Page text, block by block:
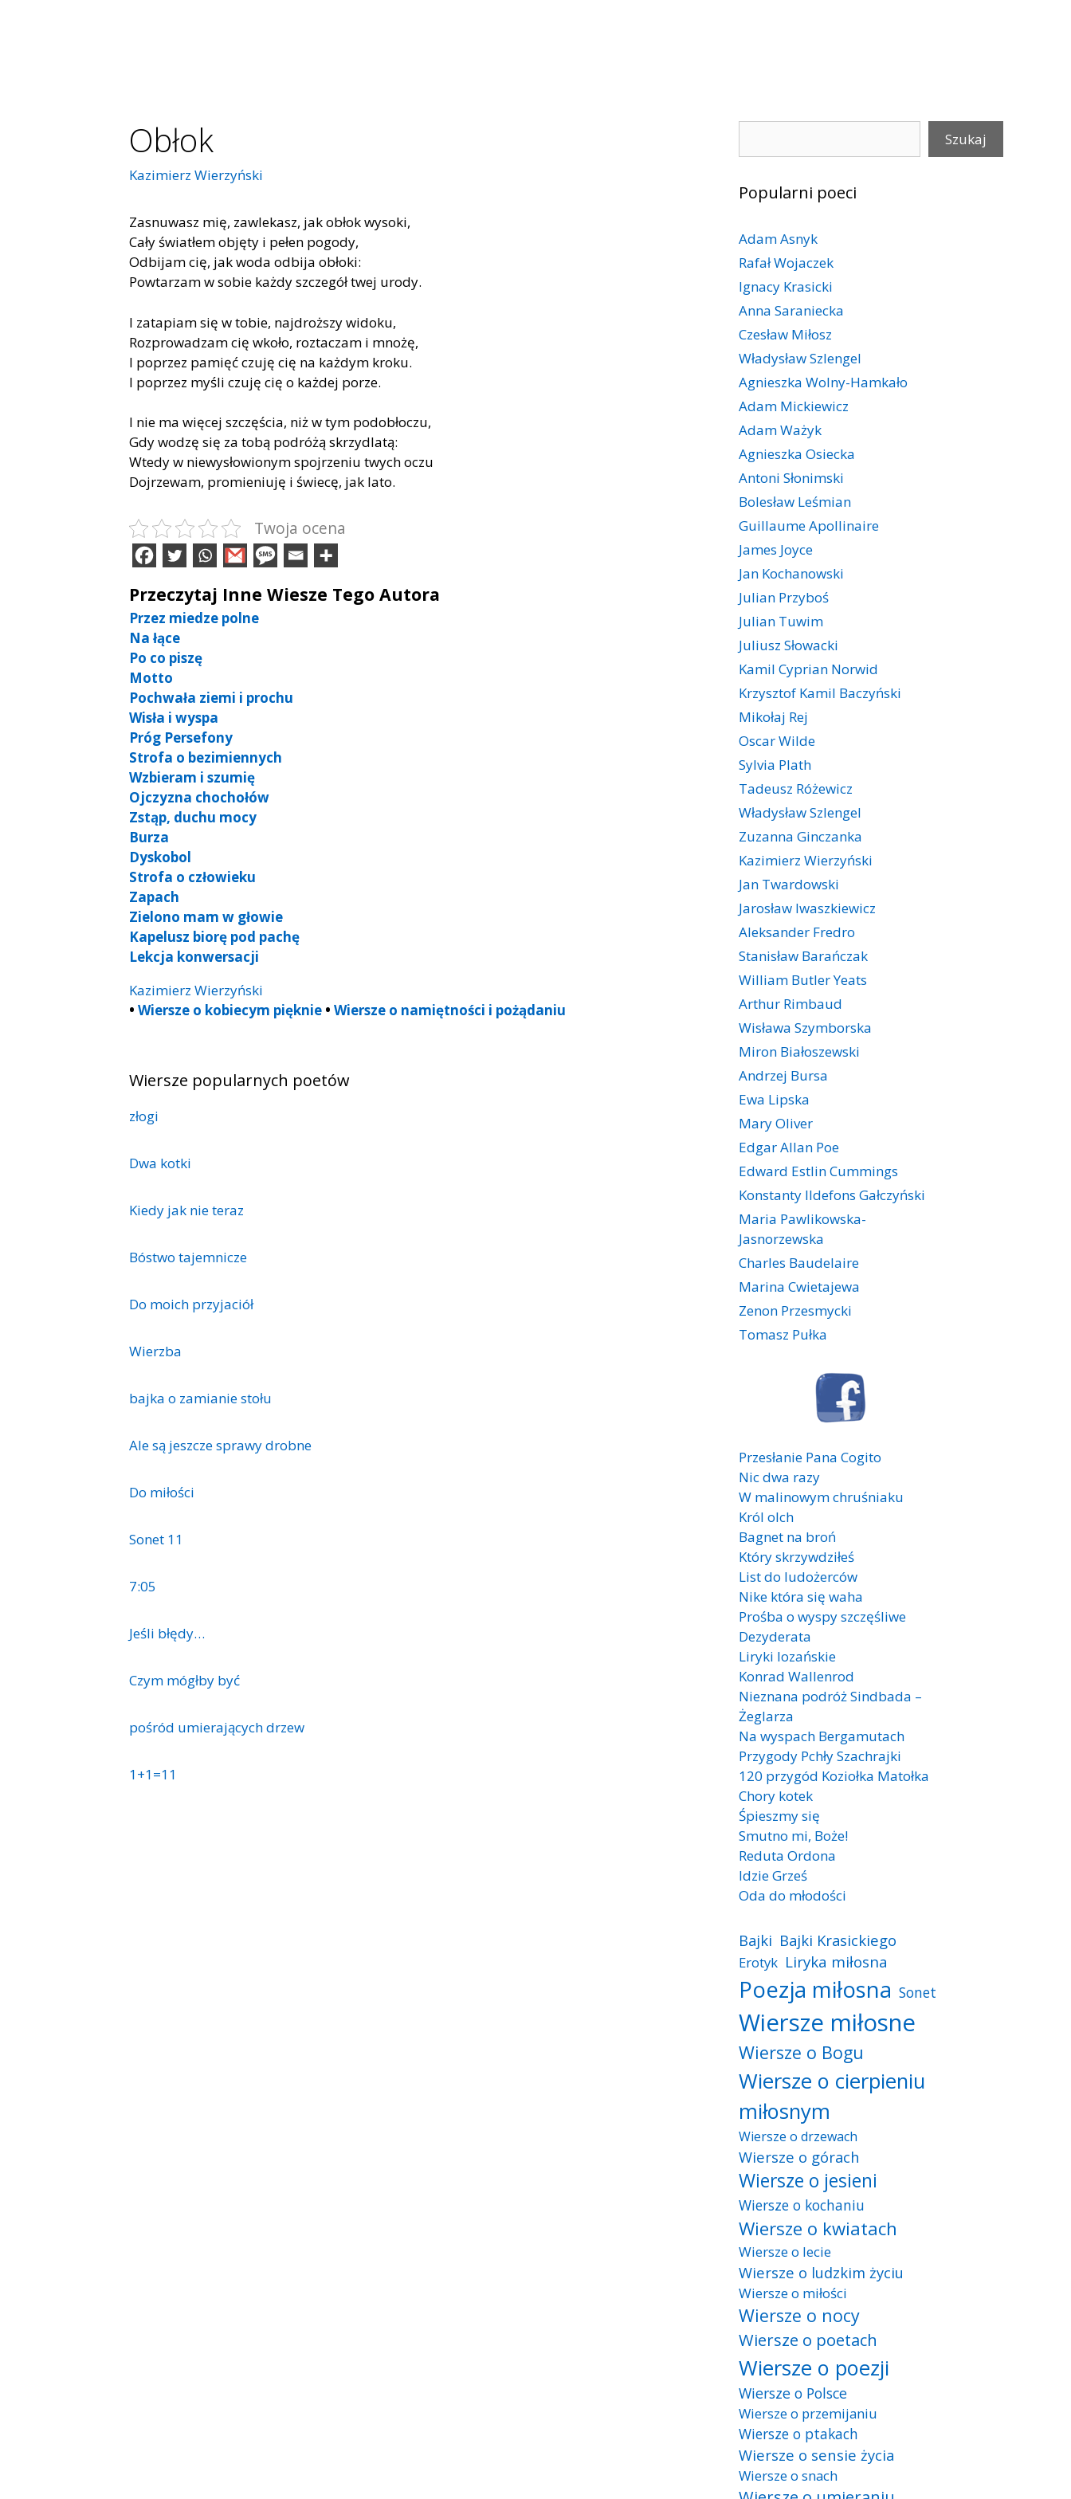
Obłok
Kazimierz Wierzyński
Zasnuwasz mię, zawlekasz, jak obłok wysoki,
Cały światłem objęty i pełen pogody,
Odbijam cię, jak woda odbija obłoki:
Powtarzam w sobie każdy szczegół twej urody.
I zatapiam się w tobie, najdroższy widoku,
Rozprowadzam cię wkoło, roztaczam i mnożę,
l poprzez pamięć czuję cię na każdym kroku.
I poprzez myśli czuję cię o każdej porze.
I nie ma więcej szczęścia, niż w tym podobłoczu,
Gdy wodzę się za tobą podróżą skrzydlatą:
Wtedy w niewysłowionym spojrzeniu twych oczu
Dojrzewam, promieniuję i świecę, jak lato.
Twoja ocena
Przeczytaj Inne Wiesze Tego Autora
Przez miedze polne
Na łące
Po co piszę
Motto
Pochwała ziemi i prochu
Wisła i wyspa
Próg Persefony
Strofa o bezimiennych
Wzbieram i szumię
Ojczyzna chochołów
Zstąp, duchu mocy
Burza
Dyskobol
Strofa o człowieku
Zapach
Zielono mam w głowie
Kapelusz biorę pod pachę
Lekcja konwersacji
Kazimierz Wierzyński
• Wiersze o kobiecym pięknie • Wiersze o namiętności i pożądaniu
Wiersze popularnych poetów
złogi
Dwa kotki
Kiedy jak nie teraz
Bóstwo tajemnicze
Do moich przyjaciół
Wierzba
bajka o zamianie stołu
Ale są jeszcze sprawy drobne
Do miłości
Sonet 11
7:05
Jeśli błędy…
Czym mógłby być
pośród umierających drzew
1+1=11
Szukaj
Popularni poeci
Adam Asnyk
Rafał Wojaczek
Ignacy Krasicki
Anna Saraniecka
Czesław Miłosz
Władysław Szlengel
Agnieszka Wolny-Hamkało
Adam Mickiewicz
Adam Ważyk
Agnieszka Osiecka
Antoni Słonimski
Bolesław Leśmian
Guillaume Apollinaire
James Joyce
Jan Kochanowski
Julian Przyboś
Julian Tuwim
Juliusz Słowacki
Kamil Cyprian Norwid
Krzysztof Kamil Baczyński
Mikołaj Rej
Oscar Wilde
Sylvia Plath
Tadeusz Różewicz
Władysław Szlengel
Zuzanna Ginczanka
Kazimierz Wierzyński
Jan Twardowski
Jarosław Iwaszkiewicz
Aleksander Fredro
Stanisław Barańczak
William Butler Yeats
Arthur Rimbaud
Wisława Szymborska
Miron Białoszewski
Andrzej Bursa
Ewa Lipska
Mary Oliver
Edgar Allan Poe
Edward Estlin Cummings
Konstanty Ildefons Gałczyński
Maria Pawlikowska-
Jasnorzewska
Charles Baudelaire
Marina Cwietajewa
Zenon Przesmycki
Tomasz Pułka
Przesłanie Pana Cogito
Nic dwa razy
W malinowym chruśniaku
Król olch
Bagnet na broń
Który skrzywdziłeś
List do ludożerców
Nike która się waha
Prośba o wyspy szczęśliwe
Dezyderata
Liryki lozańskie
Konrad Wallenrod
Nieznana podróż Sindbada –
Żeglarza
Na wyspach Bergamutach
Przygody Pchły Szachrajki
120 przygód Koziołka Matołka
Chory kotek
Śpieszmy się
Smutno mi, Boże!
Reduta Ordona
Idzie Grześ
Oda do młodości
Bajki Bajki Krasickiego
Erotyk Liryka miłosna
Poezja miłosna Sonet
Wiersze miłosne
Wiersze o Bogu
Wiersze o cierpieniu
miłosnym
Wiersze o drzewach
Wiersze o górach
Wiersze o jesieni
Wiersze o kochaniu
Wiersze o kwiatach
Wiersze o lecie
Wiersze o ludzkim życiu
Wiersze o miłości
Wiersze o nocy
Wiersze o poetach
Wiersze o poezji
Wiersze o Polsce
Wiersze o przemijaniu
Wiersze o ptakach
Wiersze o sensie życia
Wiersze o snach